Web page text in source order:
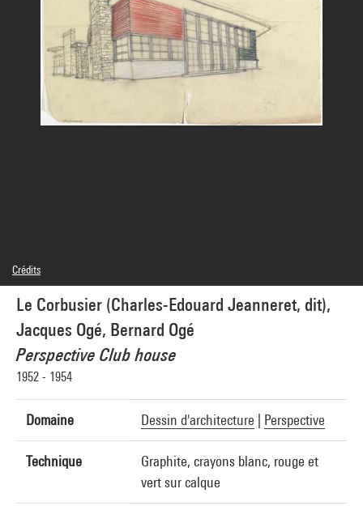
Le Corbusier (Charles-Edouard Jeanneret, dit),
Jacques Ogé, Bernard Ogé
Perspective Club house
1952 - 1954
Domaine Dessin d'architecture Perspective
Technique
Graphite, crayons blanc, rouge et
vert sur calque
Crédits
© F.L.C. / Adagp, Paris, © Jacques Ogé, © Bernard Ogé
Crédit photographique : Centre Pompidou, MNAM-CCI/Jean-Claude Planchet/Dist.
Réf. image : 4N22640
Diffusion image :GrandPalaisRmnPhoto